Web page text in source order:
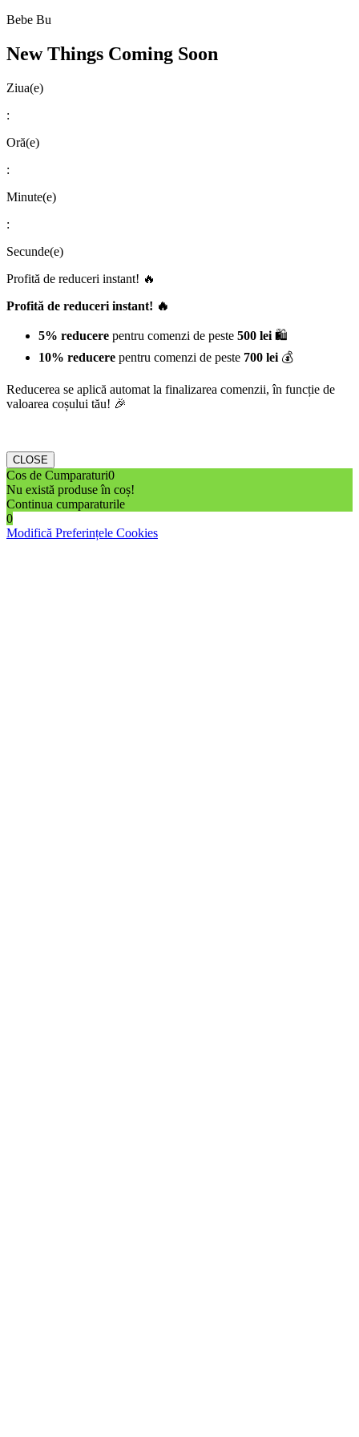
Bebe Bu
New Things Coming Soon
Ziua(e)
:
Oră(e)
:
Minute(e)
:
Secunde(e)
Profită de reduceri instant! 🔥
Profită de reduceri instant! 🔥
5% reducere pentru comenzi de peste 500 lei 🛍️
10% reducere pentru comenzi de peste 700 lei 💰
Reducerea se aplică automat la finalizarea comenzii, în funcție de
valoarea coșului tău! 🎉
CLOSE
Cos de Cumparaturi0
Nu există produse în coș!
Continua cumparaturile
0
Modifică Preferințele Cookies